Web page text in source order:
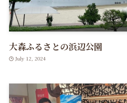
大森ふるさとの浜辺公園
July 12, 2024